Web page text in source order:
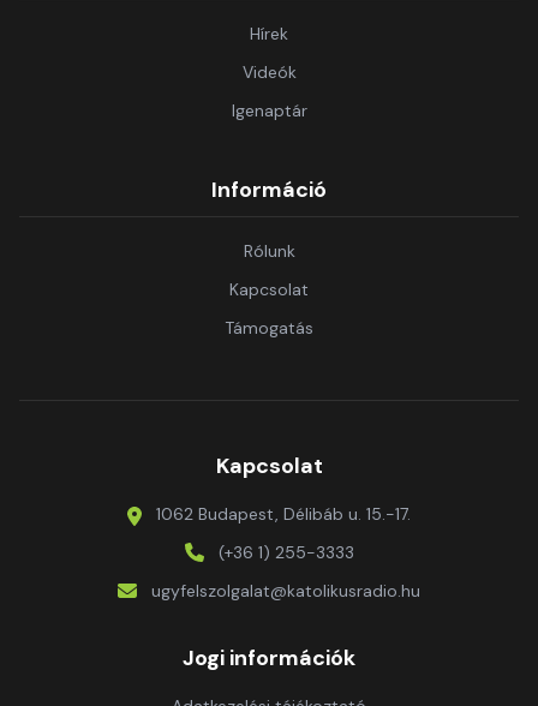
Hírek
Videók
Igenaptár
Információ
Rólunk
Kapcsolat
Támogatás
Kapcsolat
1062 Budapest, Délibáb u. 15.-17.
(+36 1) 255-3333
ugyfelszolgalat@katolikusradio.hu
Jogi információk